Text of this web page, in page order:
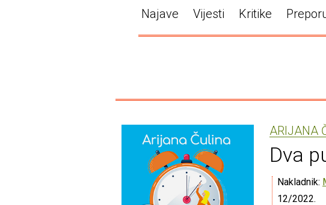
Najave Vijesti Kritike
ARIJANA
Dva
Nakladnik:
12/2022.